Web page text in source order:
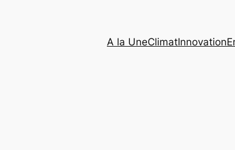
A la UneClimatInnovation